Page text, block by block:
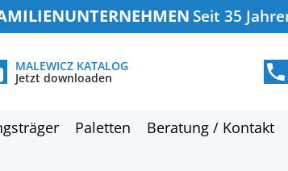
Seit 35
MALEWICZ KATALOG
Jetzt downloaden
Paletten Beratung / Kontakt